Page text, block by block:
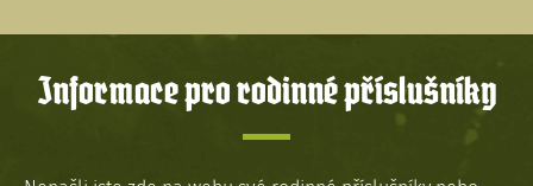
Informace pro rodinné příslušníky